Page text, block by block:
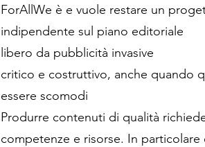
ForAllWe è e vuole restare un
indipendente sul piano editoriale
libero da pubblicità invasive
critico e costruttivo, anche quando
essere scomodi
Produrre contenuti di qualità
competenze e risorse. In particolare